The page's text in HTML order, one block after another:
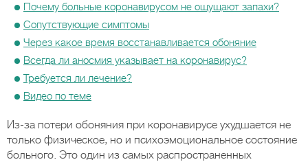
Почему больные коронавирусом не ощущают запахи?
Сопутствующие симптомы
Через какое время восстанавливается обоняние
Всегда ли аносмия указывает на коронавирус?
Требуется ли лечение?
Видео по теме
Из-за потери обоняния при коронавирусе ухудшается не
только физическое, но и психоэмоциональное состояние
больного. Это один из самых распространенных